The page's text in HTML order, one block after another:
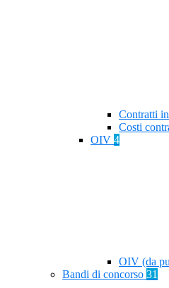
Contratti
Costi
OIV 4
OIV (da
Bandi di concorso 31